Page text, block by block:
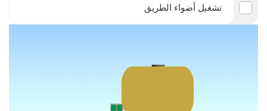
تشغيل أضواء الطريق